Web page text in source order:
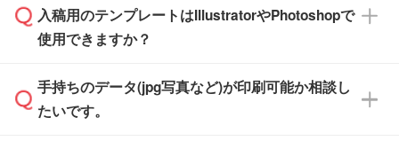
※沖縄・離島は追加日数がかかります。
また、「データ作成サービス
せいただければ、弊社にて無料でデザインデー
タを1点作成いたします。
ザインソフトでこだわりのデザインを作成した
い方は、完全データ入稿
積・ご注文フォームにアップロードしてご入稿
ください。
入稿用のテンプレートはIllustratorやPhotoshopで
使用できますか？
一部商品は入稿用テンプレートのご用意があり
ます。各商品ページの『印刷方法・テンプレー
手持ちのデータ(jpg写真など)が印刷可能か相談し
たいです。